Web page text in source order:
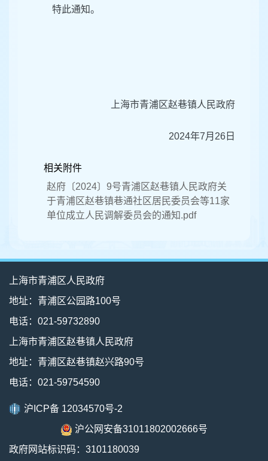
特此通知。
上海市青浦区赵巷镇人民政府
2024年7月26日
相关附件
赵府〔2024〕9号青浦区赵巷镇人民政府关
于青浦区赵巷镇巷通社区居民委员会等11家
单位成立人民调解委员会的通知.pdf
上海市青浦区人民政府
地址：青浦区公园路100号
电话：021-59732890
上海市青浦区赵巷镇人民政府
地址：青浦区赵巷镇赵兴路90号
电话：021-59754590
沪ICP备 12034570号-2
沪公网安备31011802002666号
政府网站标识码：3101180039